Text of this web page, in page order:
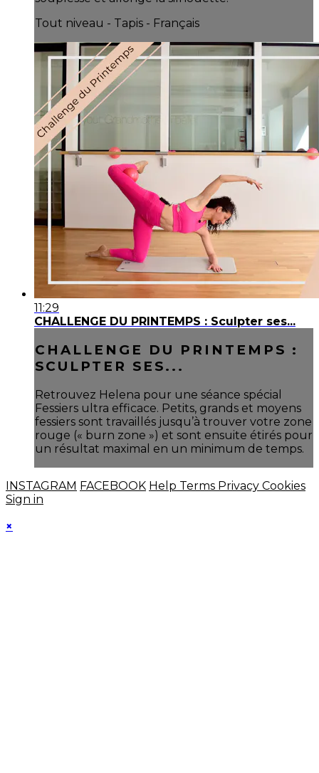
Tout niveau - Tapis - Français
11:29
CHALLENGE DU PRINTEMPS : Sculpter ses...
CHALLENGE DU PRINTEMPS :
SCULPTER SES...
Retrouvez Helena pour une séance spécial
Fessiers ultra efficace. Petits, grands et moyens
fessiers sont travaillés jusqu’à trouver votre zone
rouge (« burn zone ») et sont ensuite étirés pour
un résultat maximal en un minimum de temps.
INSTAGRAM FACEBOOK Help Terms Privacy Cookies
Sign in
×